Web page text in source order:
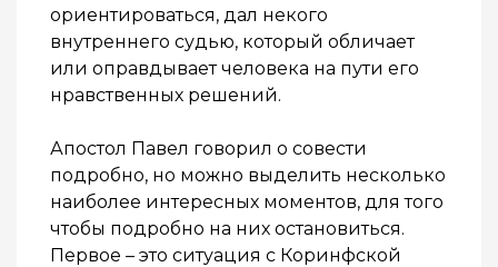
ориентироваться, дал некого
внутреннего судью, который обличает
или оправдывает человека на пути его
нравственных решений.
Апостол Павел говорил о совести
подробно, но можно выделить несколько
наиболее интересных моментов, для того
чтобы подробно на них остановиться.
Первое – это ситуация с Коринфской